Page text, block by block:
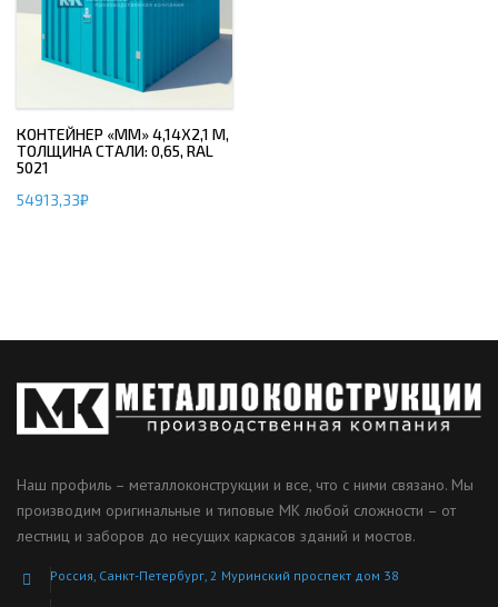
КОНТЕЙНЕР «ММ» 4,14Х2,1 М,
ТОЛЩИНА СТАЛИ: 0,65, RAL
5021
54913,33₽
Наш профиль – металлоконструкции и все, что с ними связано. Мы
производим оригинальные и типовые МК любой сложности – от
лестниц и заборов до несущих каркасов зданий и мостов.
Россия, Санкт-Петербург, 2 Муринский проспект дом 38